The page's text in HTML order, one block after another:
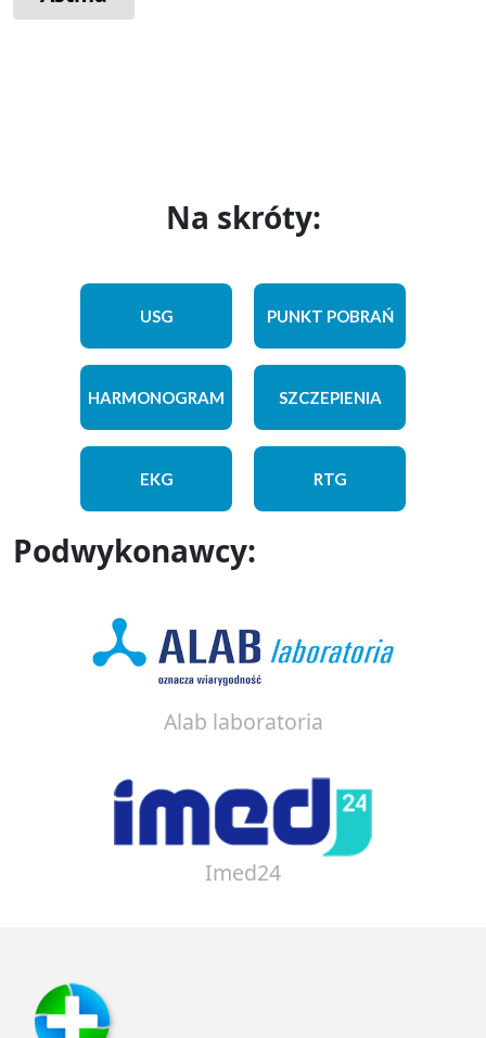
Na skróty:
USG PUNKT POBRAŃ
HARMONOGRAM SZCZEPIENIA
EKG RTG
Podwykonawcy:
Alab laboratoria
Imed24